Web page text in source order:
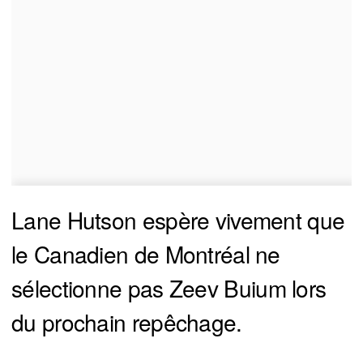
Lane Hutson espère vivement que
le Canadien de Montréal ne
sélectionne pas Zeev Buium lors
du prochain repêchage.